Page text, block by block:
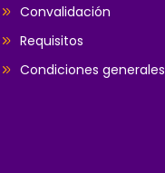
Convalidación
Requisitos
Condiciones generales